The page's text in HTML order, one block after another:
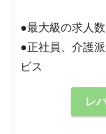
●最大級の求人
●正社員、介護
ビス
レ